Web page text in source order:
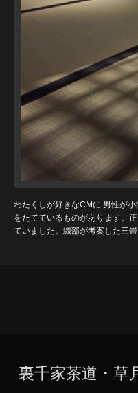
わたくしが好きなCMに 男性が
をたてているものがあります。
ていました。織部が考案した三
裏千家茶道・